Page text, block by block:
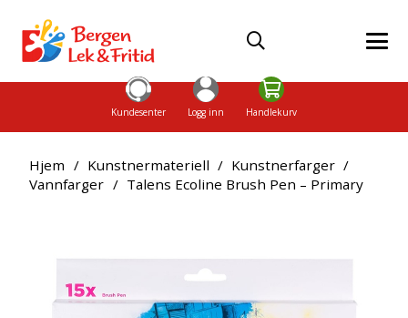
Kundesenter Logg inn Handlekurv
Hjem / Kunstnermateriell / Kunstnerfarger /
Vannfarger / Talens Ecoline Brush Pen – Primary